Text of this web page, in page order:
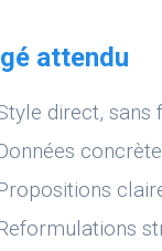
attendu
direct, sans